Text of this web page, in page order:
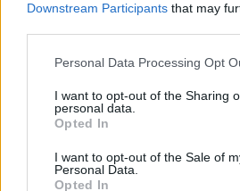
Downstream Participants that may
Please note that this website/app
not limited to your visit or usage
grant or deny consent to Google and
use your data for below specified
consent section.
Personal Data Processing Opt
I want to opt-out of the Sharing
personal data.
Opted In
I want to opt-out of the Sale of
Personal Data.
Opted In
MAGYAR ÉPÍTŐK